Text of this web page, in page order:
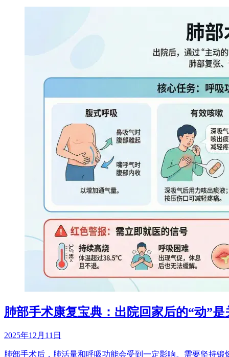
肺部手术康复宝典：出院回家后的“动”是
2025年12月11日
肺部手术后，肺活量和呼吸功能会受到一定影响。需要坚持